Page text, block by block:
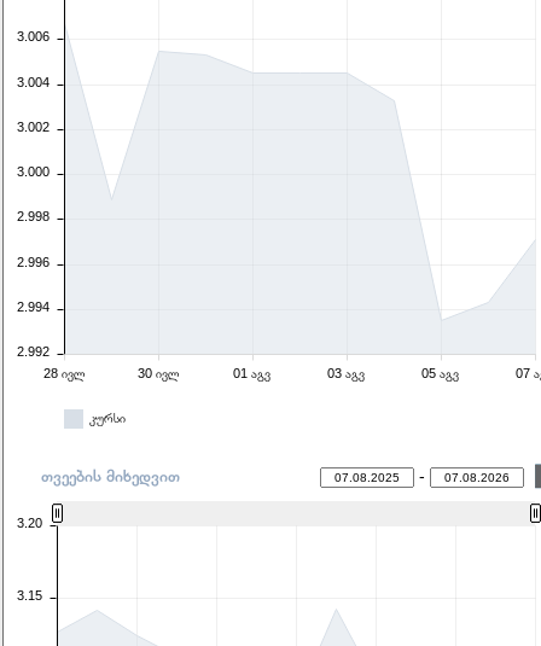
2.992
2.994
2.996
2.998
3.000
3.002
3.004
3.006
28 ივლ 30 ივლ 01 აგვ 03 აგვ 05 აგვ 07
კურსი
თვეების მიხედვით -
3.15
3.20